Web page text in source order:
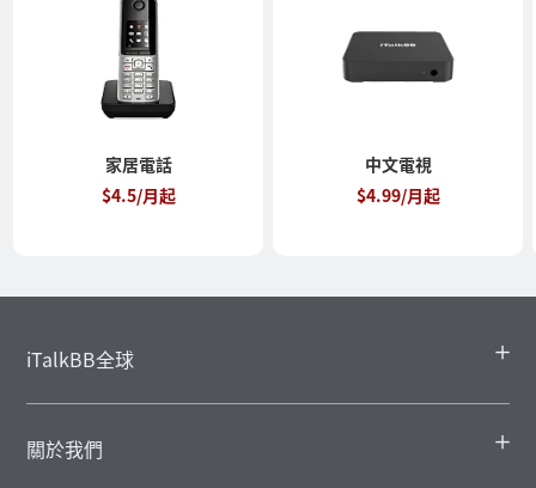
家居電話
$4.5/月起
中文電視
$4.99/月起
iTalkBB全球
關於我們